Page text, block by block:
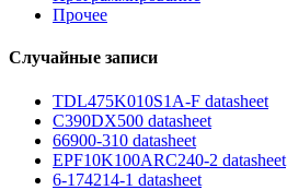
Прочее
Случайные записи
TDL475K010S1A-F datasheet
C390DX500 datasheet
66900-310 datasheet
EPF10K100ARC240-2 datasheet
6-174214-1 datasheet